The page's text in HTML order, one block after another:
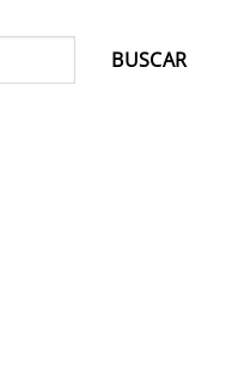
BUSCAR